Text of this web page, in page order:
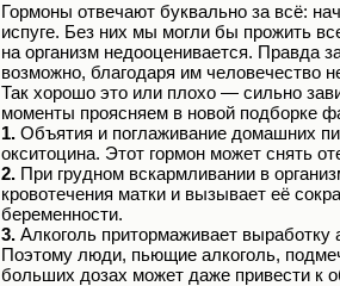
Гормоны отвечают буквально за всё:
испуге. Без них мы могли бы прожить
на организм недооценивается. Правда
возможно, благодаря им человечество
Так хорошо это или плохо — сильно
моменты проясняем в новой подборке
1. Объятия и поглаживание домашних
окситоцина. Этот гормон может снять
2. При грудном вскармливании в
кровотечения матки и вызывает её
беременности.
3. Алкоголь притормаживает выработку
Поэтому люди, пьющие алкоголь,
больших дозах может даже привести к